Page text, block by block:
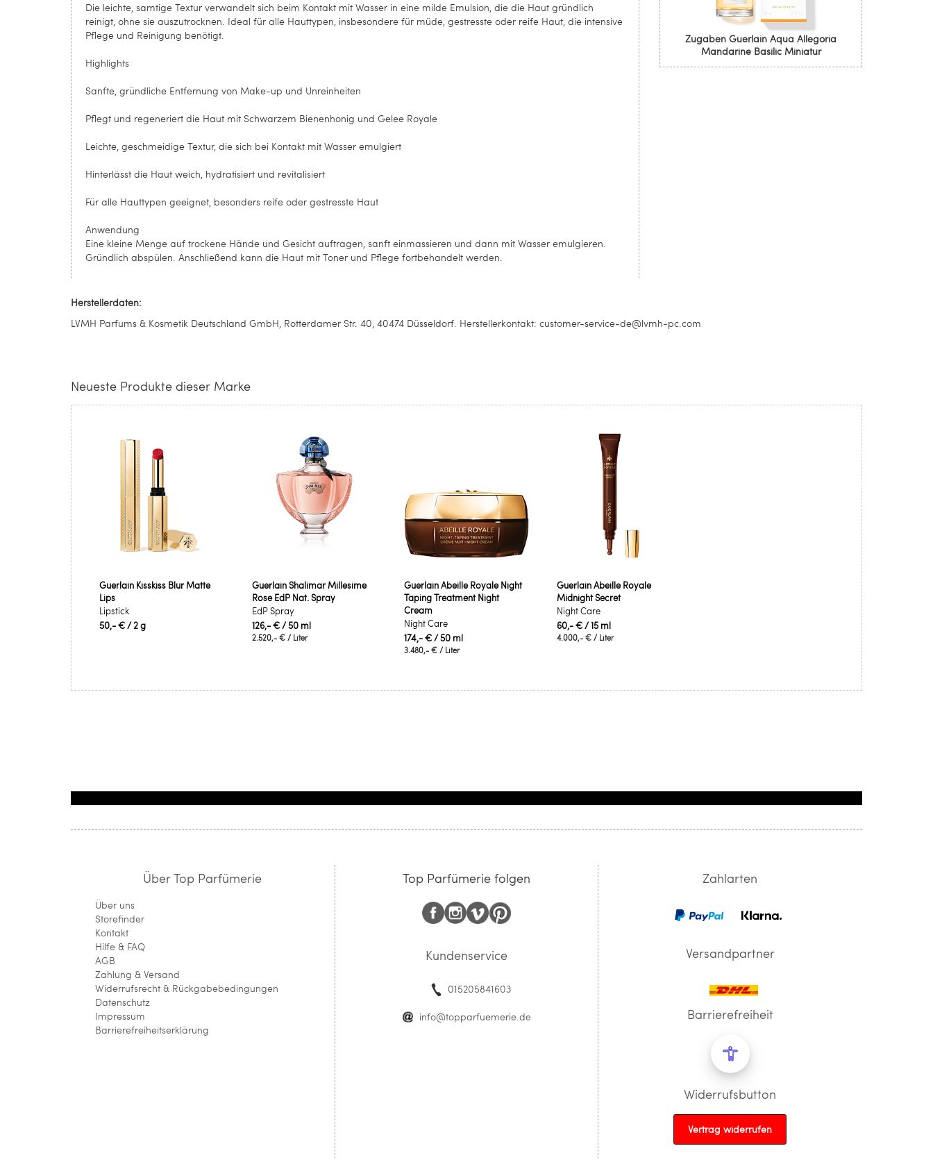
Die leichte, samtige Textur verwandelt sich beim Kontakt mit Wasser in eine milde Emulsion, die die Haut gründlich
reinigt, ohne sie auszutrocknen. Ideal für alle Hauttypen, insbesondere für müde, gestresste oder reife Haut, die intensive
Pflege und Reinigung benötigt.
Highlights
Sanfte, gründliche Entfernung von Make-up und Unreinheiten
Pflegt und regeneriert die Haut mit Schwarzem Bienenhonig und Gelee Royale
Leichte, geschmeidige Textur, die sich bei Kontakt mit Wasser emulgiert
Hinterlässt die Haut weich, hydratisiert und revitalisiert
Für alle Hauttypen geeignet, besonders reife oder gestresste Haut
Anwendung
Eine kleine Menge auf trockene Hände und Gesicht auftragen, sanft einmassieren und dann mit Wasser emulgieren.
Gründlich abspülen. Anschließend kann die Haut mit Toner und Pflege fortbehandelt werden.
Zugaben Guerlain Aqua Allegoria
Mandarine Basilic Miniatur
Herstellerdaten:
LVMH Parfums & Kosmetik Deutschland GmbH, Rotterdamer Str. 40, 40474 Düsseldorf. Herstellerkontakt: customer-service-de@lvmh-pc.com
Neueste Produkte dieser Marke
Guerlain Kisskiss Blur Matte
Lips
Lipstick
50,- €/ 2 g
Guerlain Shalimar Millesime
Rose EdP Nat. Spray
EdP Spray
126,- €/ 50 ml
2.520,- €/ Liter
Guerlain Abeille Royale Night
Taping Treatment Night
Cream
Night Care
174,- €/ 50 ml
3.480,- € / Liter
Guerlain Abeille Royale
Midnight Secret
Night Care
60,- €/ 15 ml
4.000,- €/ Liter
Über Top Parfümerie
Über uns
Storefinder
Kontakt
Hilfe & FAQ
AGB
Zahlung & Versand
Widerrufsrecht & Rückgabebedingungen
Datenschutz
Impressum
Barrierefreiheitserklärung
Top Parfümerie folgen
Kundenservice
015205841603
info@topparfuemerie.de
Zahlarten
Versandpartner
Barrierefreiheit
Widerrufsbutton
Vertrag widerrufen